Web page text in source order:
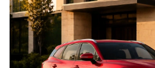
00:00 / 00:00